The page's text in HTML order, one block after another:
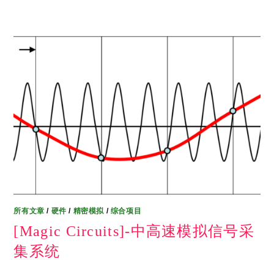
所有文章 / 硬件 / 精密模拟 / 综合项目
[Magic Circuits]-中高速模拟信号采
集系统